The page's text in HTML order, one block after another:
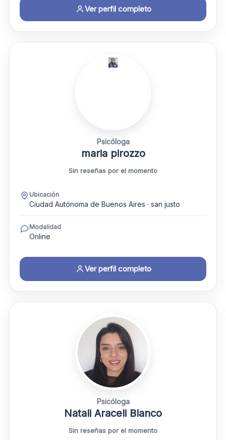
Ver perfil completo
Psicóloga
maria pirozzo
Sin reseñas por el momento
Ubicación
Ciudad Autónoma de Buenos Aires · san justo
Modalidad
Online
Ver perfil completo
Psicóloga
Natali Araceli Blanco
Sin reseñas por el momento